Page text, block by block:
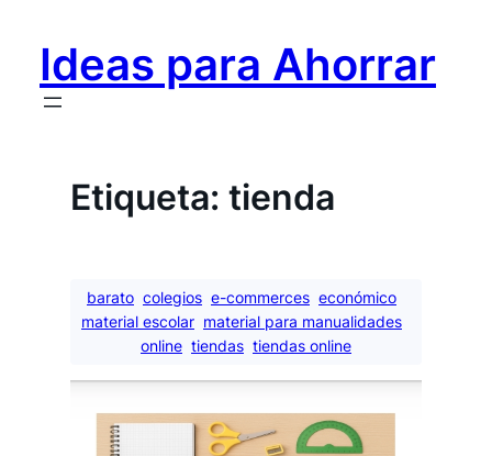
contenidoIdeas para Ahorrar
Etiqueta: tienda
barato colegios e-commerces económico
material escolar material para manualidades
online tiendas tiendas online